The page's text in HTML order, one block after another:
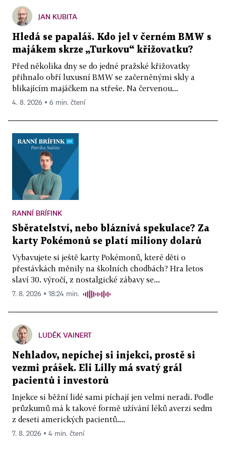
JAN KUBITA
Hledá se papaláš. Kdo jel v černém BMW s
majákem skrze „Turkovu“ křižovatku?
Před několika dny se do jedné pražské křižovatky
přihnalo obří luxusní BMW se začerněnými skly a
blikajícím majáčkem na střeše. Na červenou...
4. 8. 2026 ▪ 6 min. čtení
RANNÍ BRÍFINK
Sběratelství, nebo bláznivá spekulace? Za
karty Pokémonů se platí miliony dolarů
Vybavujete si ještě karty Pokémonů, které děti o
přestávkách měnily na školních chodbách? Hra letos
slaví 30. výročí, z nostalgické zábavy se...
7. 8. 2026 ▪ 18:24 min.
LUDĚK VAINERT
Nehladov, nepíchej si injekci, prostě si
vezmi prášek. Eli Lilly má svatý grál
pacientů i investorů
Injekce si běžní lidé sami píchají jen velmi neradi. Podle
průzkumů má k takové formě užívání léků averzi sedm
z deseti amerických pacientů....
7. 8. 2026 ▪ 4 min. čtení